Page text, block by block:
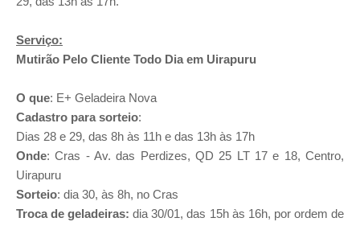
Serviço:
Mutirão Pelo Cliente Todo Dia em Uirapuru
O que: E+ Geladeira Nova
Cadastro para sorteio:
Dias 28 e 29, das 8h às 11h e das 13h às 17h
Onde: Cras - Av. das Perdizes, QD 25 LT 17 e 18, Centro,
Uirapuru
Sorteio: dia 30, às 8h, no Cras
Troca de geladeiras:dia 30/01, das 15h às 16h, por ordem de